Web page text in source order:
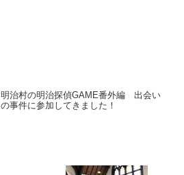
明治村の明治探偵GAME番外編 出会い
の事件に参加してきました！